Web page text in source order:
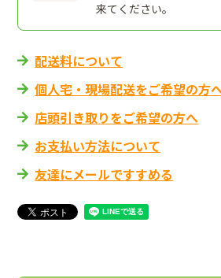
来てください。
配送料について
個人宅・現場配送をご希望の方
店頭引き取りをご希望の方へ
お支払い方法について
友達にメールですすめる